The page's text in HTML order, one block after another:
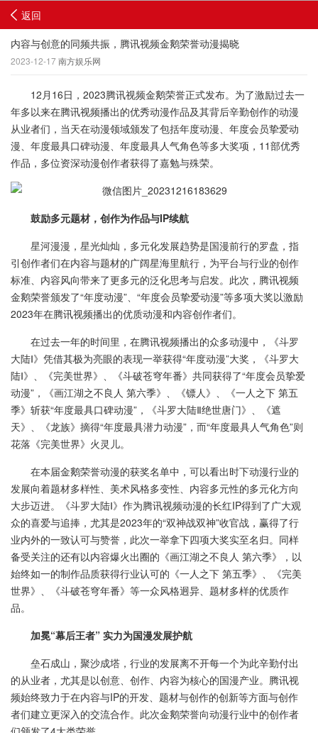
返回
内容与创意的同频共振，腾讯视频金鹅荣誉动漫揭晓
2023-12-17南方娱乐网
12月16日，2023腾讯视频金鹅荣誉正式发布。为了激励过去一
年多以来在腾讯视频播出的优秀动漫作品及其背后辛勤创作的动漫
从业者们，当天在动漫领域颁发了包括年度动漫、年度会员挚爱动
漫、年度最具口碑动漫、年度最具人气角色等多大奖项，11部优秀
作品，多位资深动漫创作者获得了嘉勉与殊荣。
鼓励多元题材，创作为作品与IP续航
星河漫漫，星光灿灿，多元化发展趋势是国漫前行的罗盘，指
引创作者们在内容与题材的广阔星海里航行，为平台与行业的创作
标准、内容风向带来了更多元的泛化思考与启发。此次，腾讯视频
金鹅荣誉颁发了“年度动漫”、“年度会员挚爱动漫”等多项大奖以激励
2023年在腾讯视频播出的优质动漫和内容创作者们。
在过去一年的时间里，在腾讯视频播出的众多动漫中，《斗罗
大陆Ⅰ》凭借其极为亮眼的表现一举获得“年度动漫”大奖，《斗罗大
陆Ⅰ》、《完美世界》、《斗破苍穹年番》共同获得了“年度会员挚爱
动漫”，《画江湖之不良人 第六季》、《镖人》、《一人之下 第五
季》斩获“年度最具口碑动漫”，《斗罗大陆Ⅱ绝世唐门》、《遮
天》、《龙族》摘得“年度最具潜力动漫”，而“年度最具人气角色”则
花落《完美世界》火灵儿。
在本届金鹅荣誉动漫的获奖名单中，可以看出时下动漫行业的
发展向着题材多样性、美术风格多变性、内容多元性的多元化方向
大步迈进。《斗罗大陆Ⅰ》作为腾讯视频动漫的长红IP得到了广大观
众的喜爱与追捧，尤其是2023年的“双神战双神”收官战，赢得了行
业内外的一致认可与赞誉，此次一举拿下四项大奖实至名归。同样
备受关注的还有以内容爆火出圈的《画江湖之不良人 第六季》，以
始终如一的制作品质获得行业认可的《一人之下 第五季》、《完美
世界》、《斗破苍穹年番》等一众风格迥异、题材多样的优质作
品。
加冕“幕后王者” 实力为国漫发展护航
垒石成山，聚沙成塔，行业的发展离不开每一个为此辛勤付出
的从业者，尤其是以创意、创作、内容为核心的国漫产业。腾讯视
频始终致力于在内容与IP的开发、题材与创作的创新等方面与创作
者们建立更深入的交流合作。此次金鹅荣誉向动漫行业中的创作者